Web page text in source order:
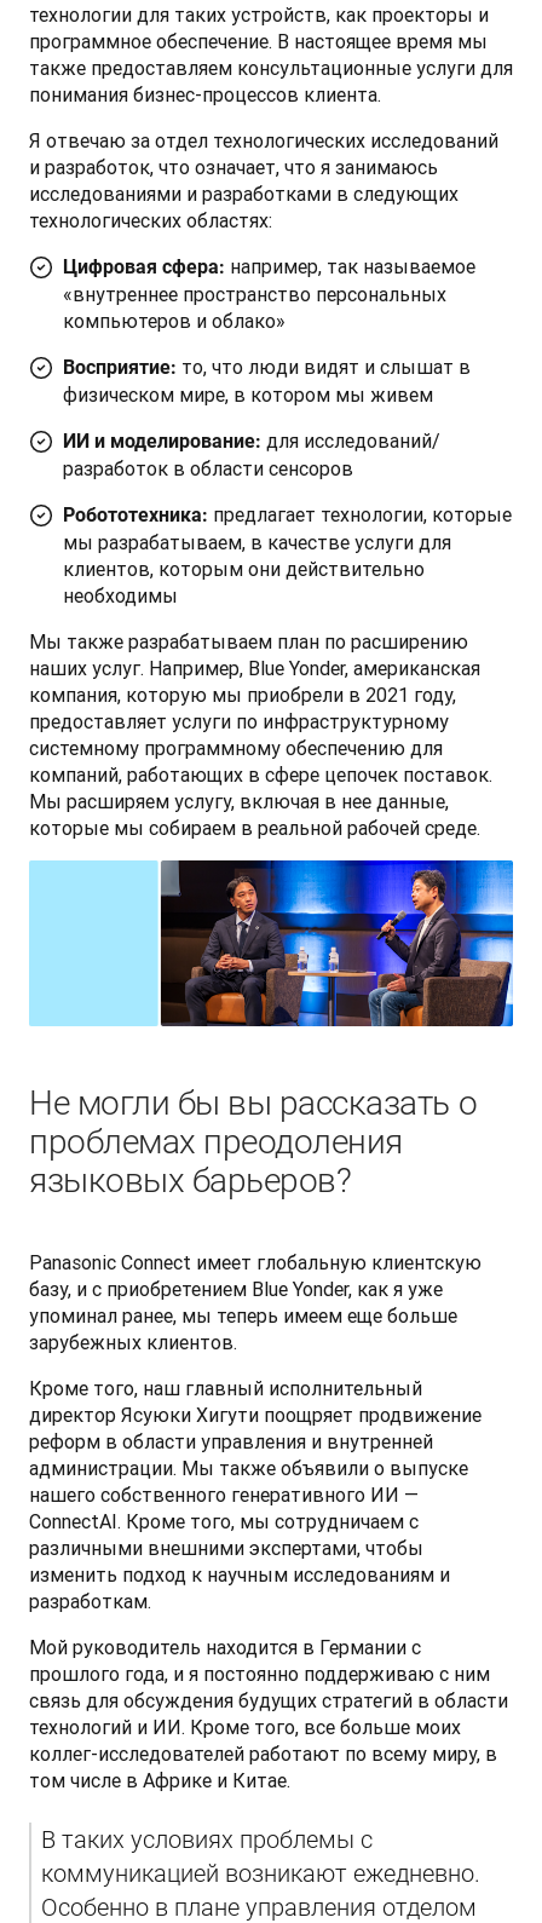
технологии для таких устройств, как проекторы и
программное обеспечение. В настоящее время мы
также предоставляем консультационные услуги для
понимания бизнес-процессов клиента.
Я отвечаю за отдел технологических исследований
и разработок, что означает, что я занимаюсь
исследованиями и разработками в следующих
технологических областях:
Цифровая сфера: например, так называемое
«внутреннее пространство персональных
компьютеров и облако»
Восприятие: то, что люди видят и слышат в
физическом мире, в котором мы живем
ИИ и моделирование: для исследований/
разработок в области сенсоров
Робототехника: предлагает технологии, которые
мы разрабатываем, в качестве услуги для
клиентов, которым они действительно
необходимы
Мы также разрабатываем план по расширению
наших услуг. Например, Blue Yonder, американская
компания, которую мы приобрели в 2021 году,
предоставляет услуги по инфраструктурному
системному программному обеспечению для
компаний, работающих в сфере цепочек поставок.
Мы расширяем услугу, включая в нее данные,
которые мы собираем в реальной рабочей среде.
Не могли бы вы рассказать о
проблемах преодоления
языковых барьеров?
Panasonic Connect имеет глобальную клиентскую
базу, и с приобретением Blue Yonder, как я уже
упоминал ранее, мы теперь имеем еще больше
зарубежных клиентов.
Кроме того, наш главный исполнительный
директор Ясуюки Хигути поощряет продвижение
реформ в области управления и внутренней
администрации. Мы также объявили о выпуске
нашего собственного генеративного ИИ —
ConnectAI. Кроме того, мы сотрудничаем с
различными внешними экспертами, чтобы
изменить подход к научным исследованиям и
разработкам.
Мой руководитель находится в Германии с
прошлого года, и я постоянно поддерживаю с ним
связь для обсуждения будущих стратегий в области
технологий и ИИ. Кроме того, все больше моих
коллег-исследователей работают по всему миру, в
том числе в Африке и Китае.
В таких условиях проблемы с
коммуникацией возникают ежедневно.
Особенно в плане управления отделом